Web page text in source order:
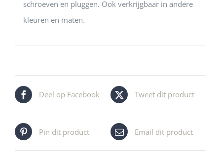
schroeven en pluggen. Ook verkrijgbaar in andere
kleuren en maten.
Deel op Facebook Tweet dit product
Pin dit product Email dit product